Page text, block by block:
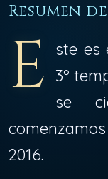
Resumen
E
ste es
3º
se
2016.